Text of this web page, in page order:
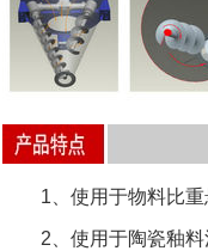
1、使用于物料比重
2、使用于陶瓷釉料